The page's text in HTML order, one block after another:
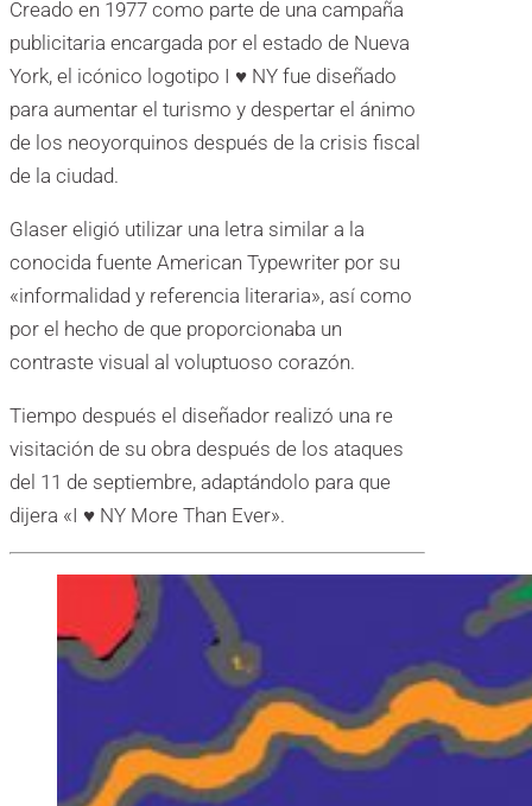
Creado en 1977 como parte de una campaña
publicitaria encargada por el estado de Nueva
York, el icónico logotipo I ♥ NY fue diseñado
para aumentar el turismo y despertar el ánimo
de los neoyorquinos después de la crisis fiscal
de la ciudad.
Glaser eligió utilizar una letra similar a la
conocida fuente American Typewriter por su
«informalidad y referencia literaria», así como
por el hecho de que proporcionaba un
contraste visual al voluptuoso corazón.
Tiempo después el diseñador realizó una re
visitación de su obra después de los ataques
del 11 de septiembre, adaptándolo para que
dijera «I ♥ NY More Than Ever».